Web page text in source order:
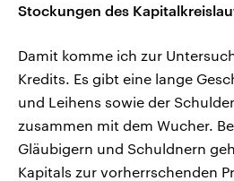
Stockungen des
Damit komme ich zur
Kredits. Es gibt eine lange
und Leihens sowie der
zusammen mit dem Wucher.
Gläubigern und Schuldnern
Kapitals zur vorherrschenden